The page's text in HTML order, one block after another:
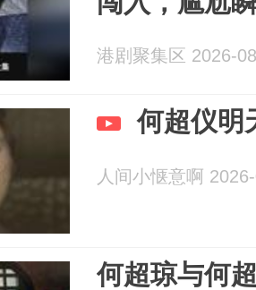
港剧聚集区 2026-
何超仪明
人间小惬意啊
何超琼与何